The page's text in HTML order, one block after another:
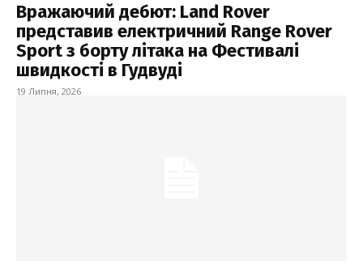
Вражаючий дебют: Land Rover
представив електричний Range Rover
Sport з борту літака на Фестивалі
швидкості в Гудвуді
19 Липня, 2026